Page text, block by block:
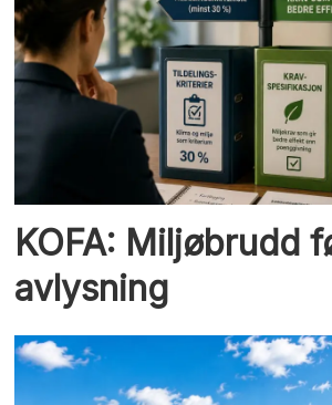
KOFA: Miljøbrudd
avlysning